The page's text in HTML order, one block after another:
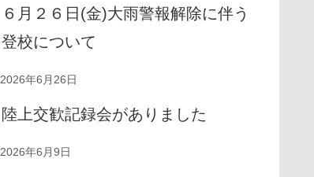
６月２６日(金)大雨警報解除に伴う
登校について
2026年6月26日
陸上交歓記録会がありました
2026年6月9日